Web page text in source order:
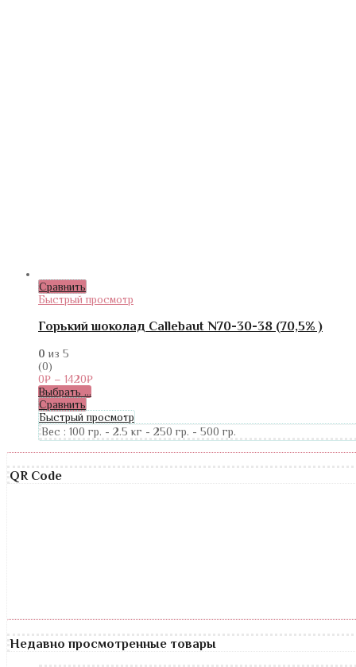
Сравнить
Быстрый просмотр
Горький шоколад Callebaut N70-30-38 (70,5% )
0 из 5
(0)
0₽ – 1420₽
Выбрать ...
Сравнить
Быстрый просмотр
Вес : 100 гр. - 2.5 кг - 250 гр. - 500 гр.
QR Code
Недавно просмотренные товары